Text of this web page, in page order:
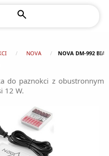
NOVA NOVA DM-992
do paznokci z obustronnym
12 W.